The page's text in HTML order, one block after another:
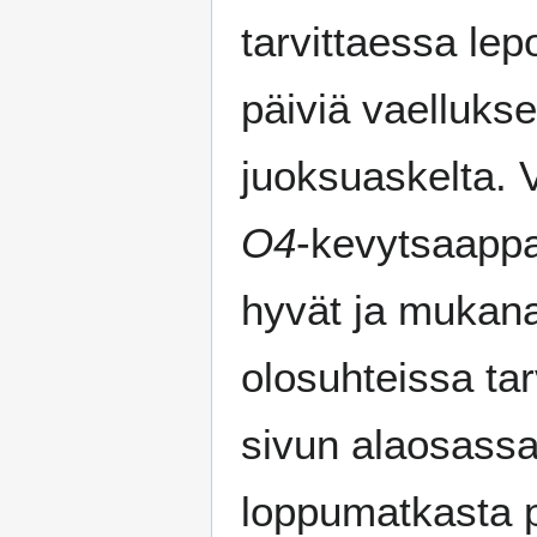
tarvittaessa
päiviä
juoksuaskelta.
O4-
hyvät ja
olosuhteissa
sivun
loppumatkasta